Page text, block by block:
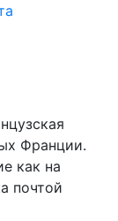
Франции.
как на
почтой